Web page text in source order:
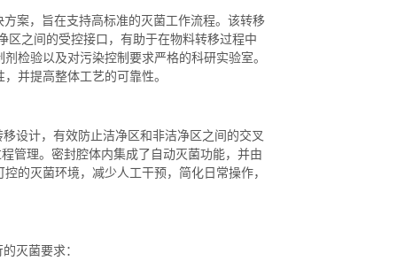
案，旨在支持高标准的灭菌工作流程。该转移
区之间的受控接口，有助于在物料转移过程中
检验以及对污染控制要求严格的科研实验室。
并提高整体工艺的可靠性。
设计，有效防止洁净区和非洁净区之间的交叉
管理。密封腔体内集成了自动灭菌功能，并由
的灭菌环境，减少人工干预，简化日常操作，
灭菌要求：